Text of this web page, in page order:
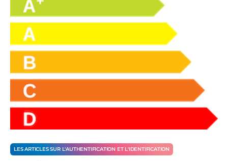
LES ARTICLES SUR L'AUTHENTIFICATION ET L'IDENTIFICATION